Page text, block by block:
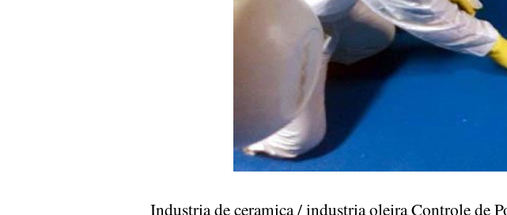
Industria de ceramica / industria oleira Controle de